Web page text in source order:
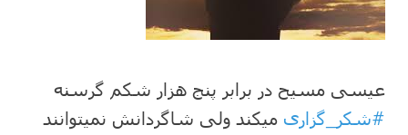
عیسی مسیح در برابر پنج هزار شکم گرسنه
#شکر_گزاری میکند ولی شاگردانش نمیتوانند